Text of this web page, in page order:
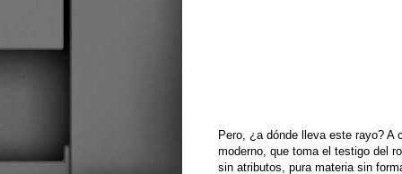
Pero, ¿a dónde lleva este rayo? A
moderno, que toma el testigo del
sin atributos, pura materia sin